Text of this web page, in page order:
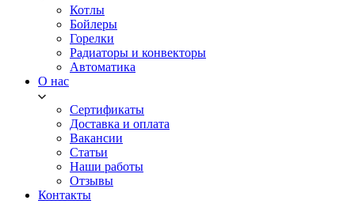
Котлы
Бойлеры
Горелки
Радиаторы и конвекторы
Автоматика
О нас
Сертификаты
Доставка и оплата
Вакансии
Статьи
Наши работы
Отзывы
Контакты